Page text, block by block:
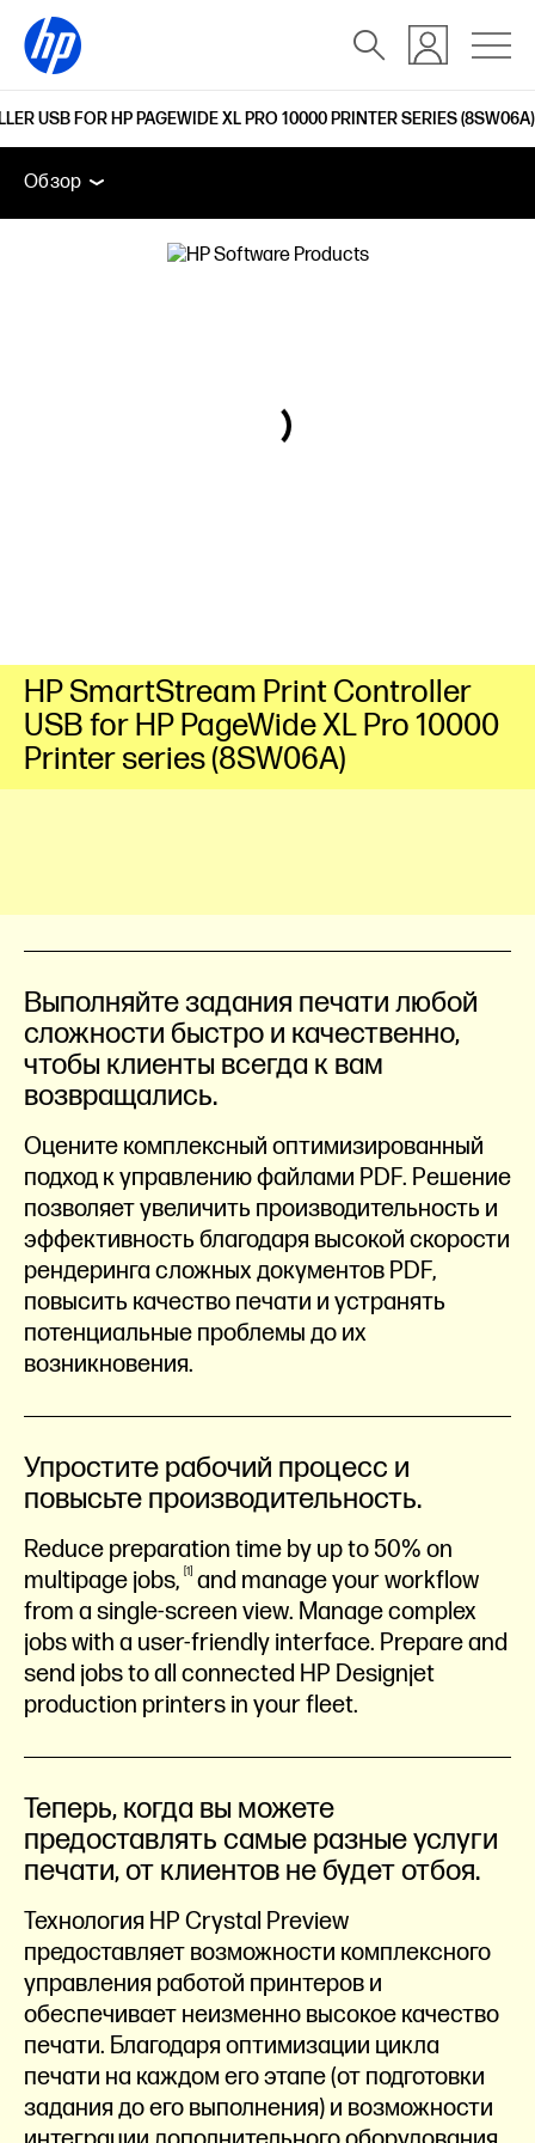
USB FOR HP PAGEWIDE XL PRO 10000 PRINTER SERIES (8SW06A)
Обзор Дополнительные устройства
Поддержка
Обзор
HP SmartStream Print Controller
USB for HP PageWide XL Pro 10000
Printer series (8SW06A)
Выполняйте задания печати любой
сложности быстро и качественно,
чтобы клиенты всегда к вам
возвращались.
Оцените комплексный оптимизированный
подход к управлению файлами PDF. Решение
позволяет увеличить производительность и
эффективность благодаря высокой скорости
рендеринга сложных документов PDF,
повысить качество печати и устранять
потенциальные проблемы до их
возникновения.
Упростите рабочий процесс и
повысьте производительность.
Reduce preparation time by up to 50% on
multipage jobs, 1
and manage your workflow
from a single-screen view. Manage complex
jobs with a user-friendly interface. Prepare and
send jobs to all connected HP Designjet
production printers in your fleet.
Теперь, когда вы можете
предоставлять самые разные услуги
печати, от клиентов не будет отбоя.
Технология HP Crystal Preview
предоставляет возможности комплексного
управления работой принтеров и
обеспечивает неизменно высокое качество
печати. Благодаря оптимизации цикла
печати на каждом его этапе (от подготовки
задания до его выполнения) и возможности